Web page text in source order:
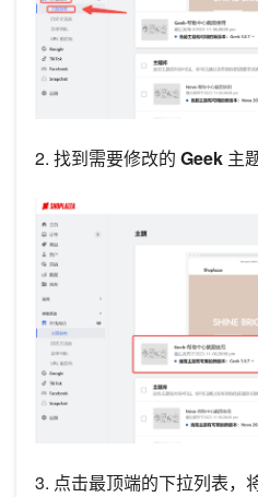
2. 找到需要修改的 Geek 主
3. 点击最顶端的下拉列表，